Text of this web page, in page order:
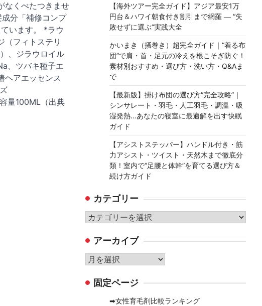
なくべたつきませ
分「補修コンプ
います。 *ラウ
（フィトステリ
、ジラウロイル
、ツバキ種子エ
ヘアエッセンス
量100ML（出典
【海外ツアー完全ガイド】アジア最安1万
円台＆ハワイ朝食付き割引まで網羅 ― “失
敗せずに選ぶ”実践大全
かいまき（掻巻き）超完全ガイド｜“着る布
団”で肩・首・足元の冷えを根こそぎ防ぐ！
素材別おすすめ・選び方・洗い方・Q&Aま
で
【最新版】掛け布団の選び方“完全攻略”｜
シンサレート・羽毛・人工羽毛・調温・吸
湿発熱…あなたの寝室に最適解を出す快眠
ガイド
【アシストステッパー】ハンドル付き・筋
力アシスト・ツイスト・天然木まで徹底分
類！室内で“足腰と体幹”を育てる選び方＆
続け方ガイド
カテゴリー
カ
ゴ
リ
ー
アーカイブ
ア
カ 固定ページ
➡女性育毛剤比較ランキング